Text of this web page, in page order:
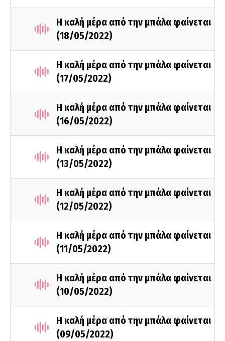
Η καλή μέρα από την μπάλα φαίνεται
(18/05/2022)
Η καλή μέρα από την μπάλα φαίνεται
(17/05/2022)
Η καλή μέρα από την μπάλα φαίνεται
(16/05/2022)
Η καλή μέρα από την μπάλα φαίνεται
(13/05/2022)
Η καλή μέρα από την μπάλα φαίνεται
(12/05/2022)
Η καλή μέρα από την μπάλα φαίνεται
(11/05/2022)
Η καλή μέρα από την μπάλα φαίνεται
(10/05/2022)
Η καλή μέρα από την μπάλα φαίνεται
(09/05/2022)